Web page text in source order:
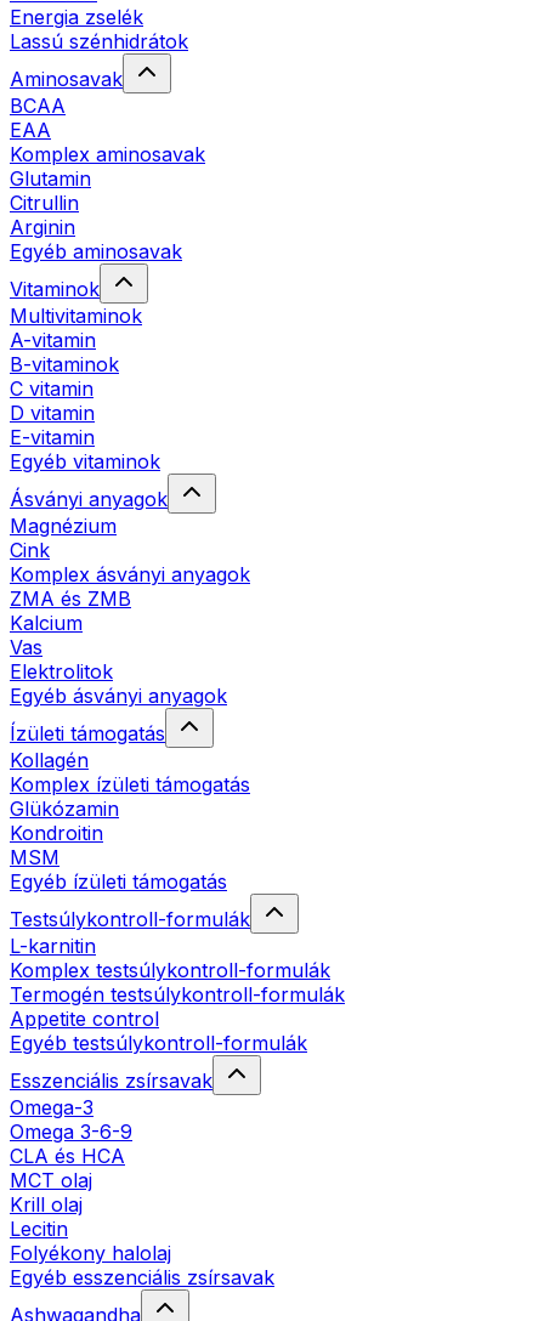
Energia zselék
Lassú szénhidrátok
Aminosavak
BCAA
EAA
Komplex aminosavak
Glutamin
Citrullin
Arginin
Egyéb aminosavak
Vitaminok
Multivitaminok
A-vitamin
B-vitaminok
C vitamin
D vitamin
E-vitamin
Egyéb vitaminok
Ásványi anyagok
Magnézium
Cink
Komplex ásványi anyagok
ZMA és ZMB
Kalcium
Vas
Elektrolitok
Egyéb ásványi anyagok
Ízületi támogatás
Kollagén
Komplex ízületi támogatás
Glükózamin
Kondroitin
MSM
Egyéb ízületi támogatás
Testsúlykontroll-formulák
L-karnitin
Komplex testsúlykontroll-formulák
Termogén testsúlykontroll-formulák
Appetite control
Egyéb testsúlykontroll-formulák
Esszenciális zsírsavak
Omega-3
Omega 3-6-9
CLA és HCA
MCT olaj
Krill olaj
Lecitin
Folyékony halolaj
Egyéb esszenciális zsírsavak
Ashwagandha